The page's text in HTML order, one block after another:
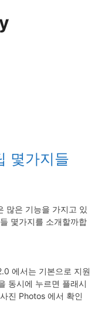
몇가지들
많은 기능을 가지고 있
몇가지를 소개할까합
에서는 기본으로 지원
동시에 누르면 플래시
진 Photos 에서 확인